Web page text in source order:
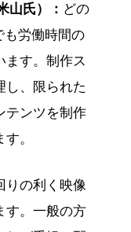
山氏）： どの
も労働時間の
ます。制作ス
し、限られた
テンツを制作
。
りの利く映像
す。一般の方